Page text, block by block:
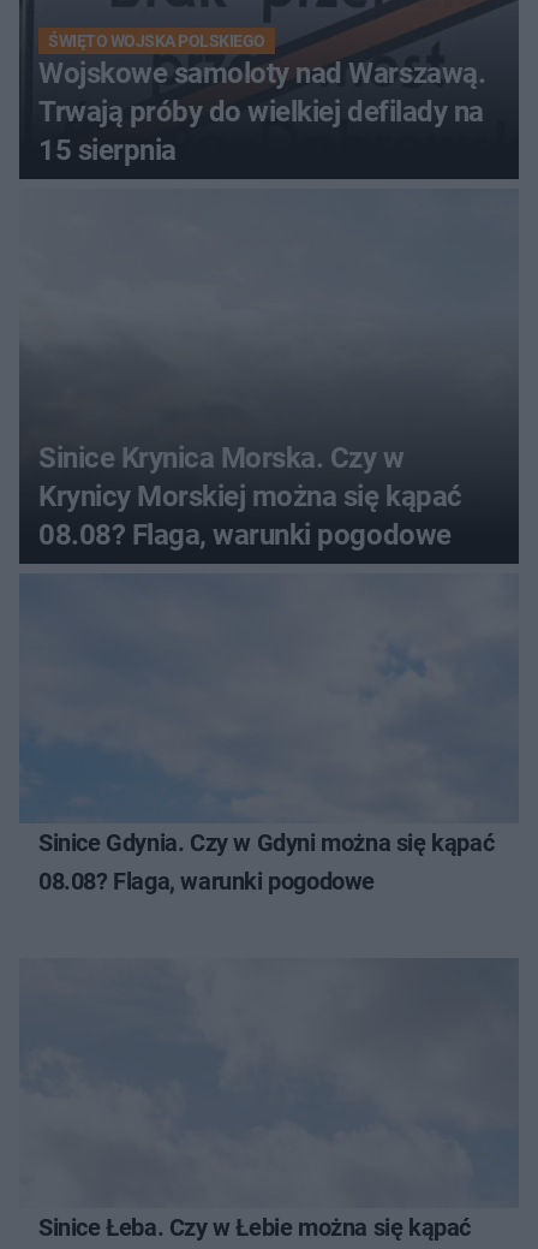
ŚWIĘTO WOJSKA POLSKIEGO
Wojskowe samoloty nad Warszawą.
Trwają próby do wielkiej defilady na
15 sierpnia
Sinice Krynica Morska. Czy w
Krynicy Morskiej można się kąpać
08.08? Flaga, warunki pogodowe
Sinice Gdynia. Czy w Gdyni można się kąpać
08.08? Flaga, warunki pogodowe
Sinice Łeba. Czy w Łebie można się kąpać